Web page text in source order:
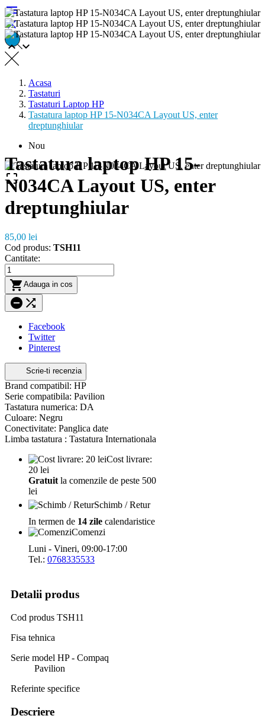


Acasa
Tastaturi
Tastaturi Laptop HP
Tastatura laptop HP 15-N034CA Layout US, enter
dreptunghiular
Nou


Tastatura laptop HP 15-
N034CA Layout US, enter
dreptunghiular
85,00 lei
Cod produs: TSH11
Cantitate:
 Adauga in cos
 
Facebook
Twitter
Pinterest
Scrie-ti recenzia
Brand compatibil: HP
Serie compatibila: Pavilion
Tastatura numerica: DA
Culoare: Negru
Conectivitate: Panglica date
Limba tastatura : Tastatura Internationala
Cost livrare:
20 lei
Gratuit la comenzile de peste 500
lei
Schimb / Retur
In termen de 14 zile calendaristice
Comenzi
Luni - Vineri, 09:00-17:00
Tel.: 0768335533
Detalii produs
Cod produs TSH11
Fisa tehnica
Serie model HP - Compaq
Pavilion
Referinte specifice
Descriere